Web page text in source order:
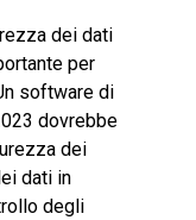
dei dati
per
software di
dovrebbe
dei
dati in
degli